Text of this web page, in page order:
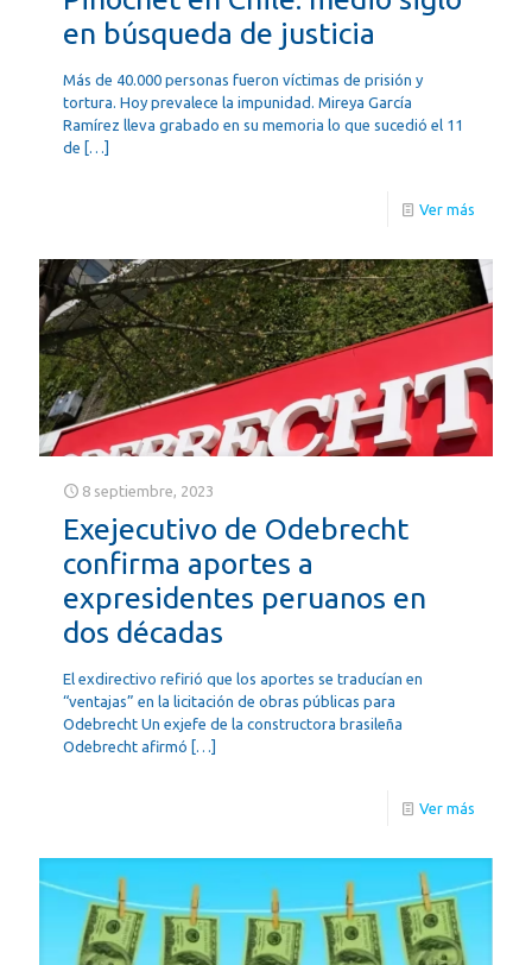
en búsqueda de justicia
Más de 40.000 personas fueron víctimas de prisión y
tortura. Hoy prevalece la impunidad. Mireya García
Ramírez lleva grabado en su memoria lo que sucedió el 11
de […]
Ver más
8 septiembre, 2023
Exejecutivo de Odebrecht
confirma aportes a
expresidentes peruanos en
dos décadas
El exdirectivo refirió que los aportes se traducían en
“ventajas” en la licitación de obras públicas para
Odebrecht Un exjefe de la constructora brasileña
Odebrecht afirmó […]
Ver más